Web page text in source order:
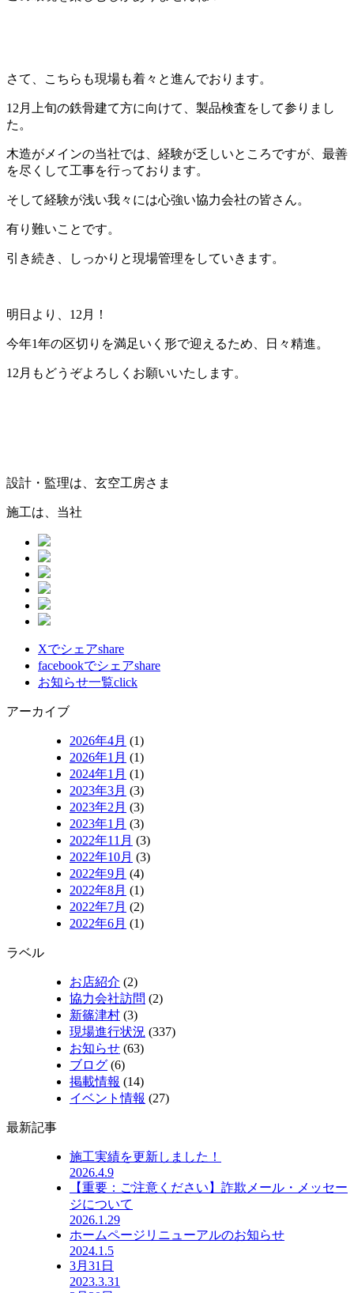
さて、こちらも現場も着々と進んでおります。
12月上旬の鉄骨建て方に向けて、製品検査をして参りまし
た。
木造がメインの当社では、経験が乏しいところですが、最善
を尽くして工事を行っております。
そして経験が浅い我々には心強い協力会社の皆さん。
有り難いことです。
引き続き、しっかりと現場管理をしていきます。
明日より、12月！
今年1年の区切りを満足いく形で迎えるため、日々精進。
12月もどうぞよろしくお願いいたします。
設計・監理は、玄空工房さま
施工は、当社
Xでシェアshare
facebookでシェアshare
お知らせ一覧click
アーカイブ
2026年4月 (1)
2026年1月 (1)
2024年1月 (1)
2023年3月 (3)
2023年2月 (3)
2023年1月 (3)
2022年11月 (3)
2022年10月 (3)
2022年9月 (4)
2022年8月 (1)
2022年7月 (2)
2022年6月 (1)
ラベル
お店紹介 (2)
協力会社訪問 (2)
新篠津村 (3)
現場進行状況 (337)
お知らせ (63)
ブログ (6)
掲載情報 (14)
イベント情報 (27)
最新記事
施工実績を更新しました！
2026.4.9
【重要：ご注意ください】詐欺メール・メッセー
ジについて
2026.1.29
ホームページリニューアルのお知らせ
2024.1.5
3月31日
2023.3.31